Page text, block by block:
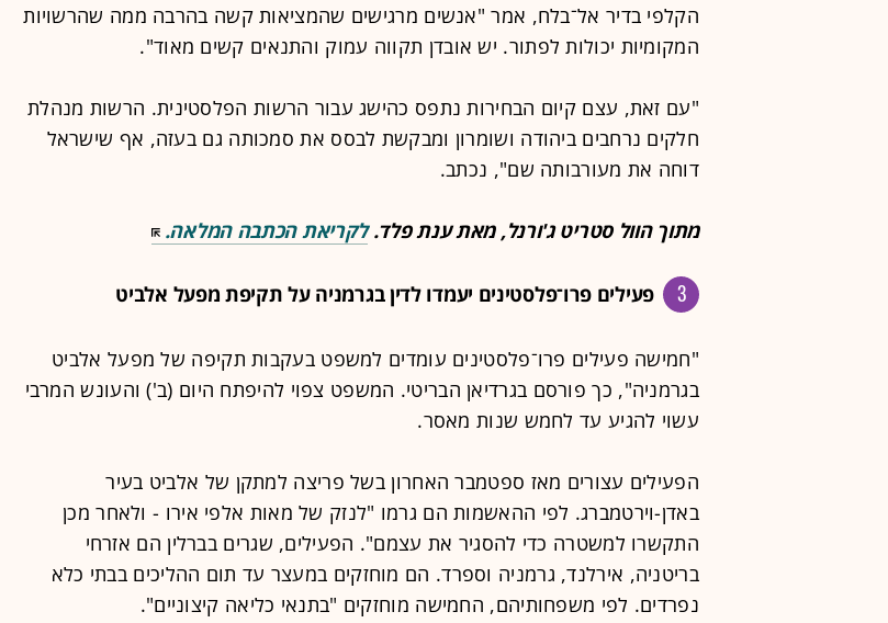
הקלפי בדיר אל־בלח, אמר "אנשים מרגישים שהמציאות קשה בהרבה ממה שהרשויות
המקומיות יכולות לפתור. יש אובדן תקווה עמוק והתנאים קשים מאוד".
"עם זאת, עצם קיום הבחירות נתפס כהישג עבור הרשות הפלסטינית. הרשות מנהלת
חלקים נרחבים ביהודה ושומרון ומבקשת לבסס את סמכותה גם בעזה, אף שישראל
דוחה את מעורבותה שם", נכתב.
מתוך הוול סטריט ג'ורנל, מאת ענת פלד.לקריאת הכתבה המלאה.
3 פעילים פרו־פלסטינים יעמדו לדין בגרמניה על תקיפת מפעל אלביט
"חמישה פעילים פרו־פלסטינים עומדים למשפט בעקבות תקיפה של מפעל אלביט
בגרמניה", כך פורסם בגרדיאן הבריטי. המשפט צפוי להיפתח היום (ב') והעונש המרבי
עשוי להגיע עד לחמש שנות מאסר.
הפעילים עצורים מאז ספטמבר האחרון בשל פריצה למתקן של אלביט בעיר
באדן-וירטמברג. לפי ההאשמות הם גרמו "לנזק של מאות אלפי אירו - ולאחר מכן
התקשרו למשטרה כדי להסגיר את עצמם". הפעילים, שגרים בברלין הם אזרחי
בריטניה, אירלנד, גרמניה וספרד. הם מוחזקים במעצר עד תום ההליכים בבתי כלא
נפרדים. לפי משפחותיהם, החמישה מוחזקים "בתנאי כליאה קיצוניים".